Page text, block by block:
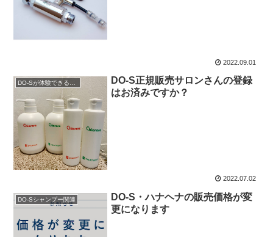
2022.09.01
DO-Sが体験できるサロン
DO-S正規販売サロンさんの登録
はお済みですか？
2022.07.02
DO-Sシャンプー関連
DO-S・ハナヘナの販売価格が変
更になります